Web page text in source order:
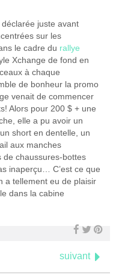
juste avant
sur les
le cadre du rallye
Xchange de fond en
à chaque
de bonheur la promo
venait de commencer
Alors pour 200 $ + une
elle a pu avoir un
short en dentelle, un
aux manches
de chaussures-bottes
inaperçu… C’est ce que
a tellement eu de plaisir
dans la cabine
suivant